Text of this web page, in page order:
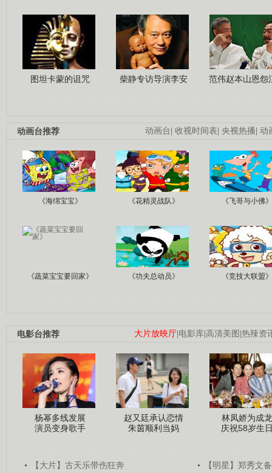
图坦卡蒙的诅咒 柴静专访导演李安 范伟赵本山恩怨
动画台| 收视时间表| 央视热播| 动
动画台推荐
《海绵宝宝》 《花精灵战队》 《飞哥与小佛》
《蔬菜宝宝要回家》 《功夫总动员》 《竞技大联盟》
大片放映厅|电影库|高清美图 |热辣资
电影台推荐
杨幂多线发展
演员变身歌手
赵又廷承认恋情
朱茵顺利当妈
林凤娇为成龙
庆祝58岁生
【大片】古天乐带伤狂奔
【明星】郑秀文